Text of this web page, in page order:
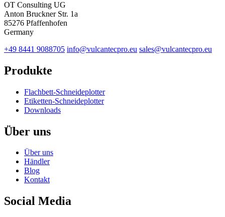
OT Consulting UG
Anton Bruckner Str. 1a
85276 Pfaffenhofen
Germany
+49 8441 9088705 info@vulcantecpro.eu sales@vulcantecpro.eu
Produkte
Flachbett-Schneideplotter
Etiketten-Schneideplotter
Downloads
Über uns
Über uns
Händler
Blog
Kontakt
Social Media